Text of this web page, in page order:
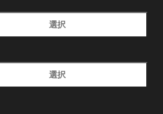
選択
選択